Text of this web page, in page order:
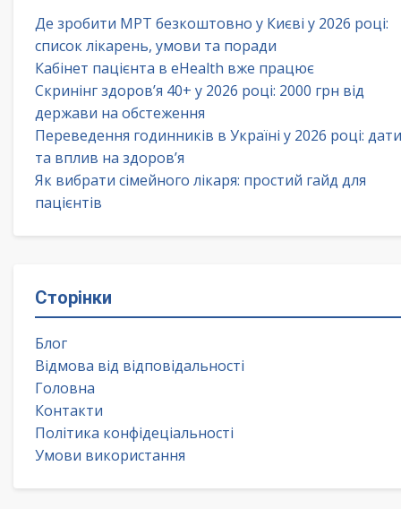
Де зробити МРТ безкоштовно у Києві у 2026 році:
список лікарень, умови та поради
Кабінет пацієнта в eHealth вже працює
Скринінг здоров’я 40+ у 2026 році: 2000 грн від
держави на обстеження
Переведення годинників в Україні у 2026 році: дати
та вплив на здоров’я
Як вибрати сімейного лікаря: простий гайд для
пацієнтів
Сторінки
Блог
Відмова від відповідальності
Головна
Контакти
Політика конфідеціальності
Умови використання